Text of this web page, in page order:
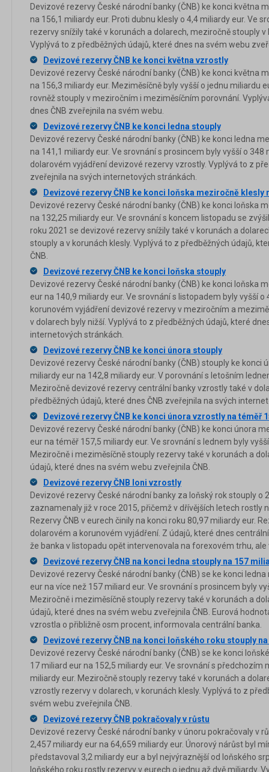
Devizové rezervy České národní banky (ČNB) ke konci května
na 156,1 miliardy eur. Proti dubnu klesly o 4,4 miliardy eur. Ve
rezervy snížily také v korunách a dolarech, meziročně stouply v
Vyplývá to z předběžných údajů, které dnes na svém webu
Devizové rezervy ČNB ke konci května vzrostly
Devizové rezervy České národní banky (ČNB) ke konci května
na 156,3 miliardy eur. Meziměsíčně byly vyšší o jednu miliardu
rovněž stouply v meziročním i meziměsíčním porovnání.
dnes ČNB zveřejnila na svém webu.
Devizové rezervy ČNB ke konci ledna stouply
Devizové rezervy České národní banky (ČNB) ke konci ledna
na 141,1 miliardy eur. Ve srovnání s prosincem byly vyšší o 348
dolarovém vyjádření devizové rezervy vzrostly. Vyplývá to z
zveřejnila na svých internetových stránkách.
Devizové rezervy ČNB ke konci loňska meziročně klesly
Devizové rezervy České národní banky (ČNB) ke konci loňska
na 132,25 miliardy eur. Ve srovnání s koncem listopadu se
roku 2021 se devizové rezervy snížily také v korunách a
stouply a v korunách klesly. Vyplývá to z předběžných údajů,
ČNB.
Devizové rezervy ČNB ke konci loňska stouply
Devizové rezervy České národní banky (ČNB) ke konci loňska
eur na 140,9 miliardy eur. Ve srovnání s listopadem byly vyšší o
korunovém vyjádření devizové rezervy v meziročním a
v dolarech byly nižší. Vyplývá to z předběžných údajů, které
internetových stránkách.
Devizové rezervy ČNB ke konci února stouply
Devizové rezervy České národní banky (ČNB) stouply ke konci
miliardy eur na 142,8 miliardy eur. V porovnání s letošním
Meziročně devizové rezervy centrální banky vzrostly také v
předběžných údajů, které dnes ČNB zveřejnila na svých
Devizové rezervy ČNB ke konci února vzrostly na téměř
Devizové rezervy České národní banky (ČNB) ke konci února
eur na téměř 157,5 miliardy eur. Ve srovnání s lednem byly
Meziročně i meziměsíčně stouply rezervy také v korunách a
údajů, které dnes na svém webu zveřejnila ČNB.
Devizové rezervy ČNB loni vzrostly
Devizové rezervy České národní banky za loňský rok stouply o
zaznamenaly již v roce 2015, přičemž v dřívějších letech rostly
Rezervy ČNB v eurech činily na konci roku 80,97 miliardy eur.
dolarovém a korunovém vyjádření. Z údajů, které dnes
že banka v listopadu opět intervenovala na forexovém trhu, ale
Devizové rezervy ČNB na konci ledna stouply na 157
Devizové rezervy České národní banky (ČNB) se ke konci
eur na více než 157 miliard eur. Ve srovnání s prosincem byly
Meziročně i meziměsíčně stouply rezervy také v korunách a
údajů, které dnes na svém webu zveřejnila ČNB. Eurová
vzrostla o přibližně osm procent, informovala centrální banka.
Devizové rezervy ČNB na konci loňského roku stouply
Devizové rezervy České národní banky (ČNB) se ke konci
17 miliard eur na 152,5 miliardy eur. Ve srovnání s předchozím
miliardy eur. Meziročně stouply rezervy také v korunách a
vzrostly rezervy v dolarech, v korunách klesly. Vyplývá to z
svém webu zveřejnila ČNB.
Devizové rezervy ČNB pokračovaly v růstu
Devizové rezervy České národní banky v únoru pokračovaly v
2,457 miliardy eur na 64,659 miliardy eur. Únorový nárůst byl
představoval 3,2 miliardy eur a byl nejvýraznější od loňského
loňského roku rostly rezervy v eurech o jednu až dvě miliardy.